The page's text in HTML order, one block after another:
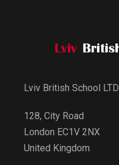
Lviv British School LTD
128, City Road
London EC1V 2NX
United Kingdom